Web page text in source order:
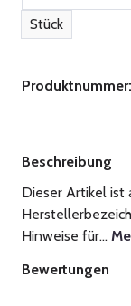
Stück
Produktnummer:
Beschreibung
Dieser Artikel ist
Hinweise für…
Bewertungen